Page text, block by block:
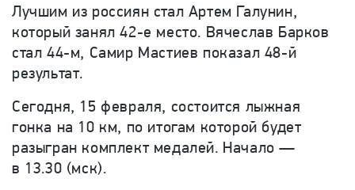
Лучшим из россиян стал Артем Галунин,
который занял 42-е место. Вячеслав Барков
стал 44-м, Самир Мастиев показал 48-й
результат.
Сегодня, 15 февраля, состоится лыжная
гонка на 10 км, по итогам которой будет
разыгран комплект медалей. Начало —
в 13.30 (мск).